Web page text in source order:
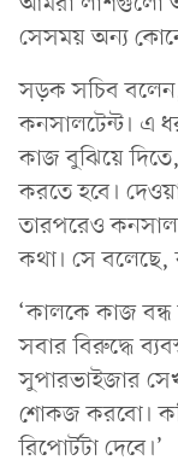
সেসময় অন্য
সড়ক সচিব বলেন,
কনসালটেন্ট। এ
কাজ বুঝিয়ে
করতে হবে।
তারপরেও
কথা। সে বলেছে,
‘কালকে কাজ বন্ধ
সবার বিরুদ্ধে
সুপারভাইজার
শোকজ করবো।
রিপোর্টটা দেবে।’